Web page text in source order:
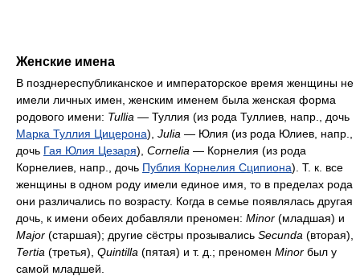
Женские имена
В позднереспубликанское и императорское время женщины не
имели личных имен, женским именем была женская форма
родового имени: Tullia — Туллия (из рода Туллиев, напр., дочь
Марка Туллия Цицерона), Julia — Юлия (из рода Юлиев, напр.,
дочь Гая Юлия Цезаря), Cornelia — Корнелия (из рода
Корнелиев, напр., дочь Публия Корнелия Сципиона). Т. к. все
женщины в одном роду имели единое имя, то в пределах рода
они различались по возрасту. Когда в семье появлялась другая
дочь, к имени обеих добавляли преномен: Minor (младшая) и
Major (старшая); другие сёстры прозывались Secunda (вторая),
Tertia (третья), Quintilla (пятая) и т. д.; преномен Minor был у
самой младшей.